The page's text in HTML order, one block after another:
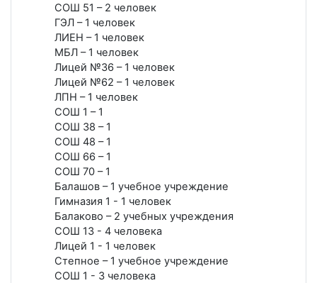
СОШ 51 – 2 человек
ГЭЛ – 1 человек
ЛИЕН – 1 человек
МБЛ – 1 человек
Лицей №36 – 1 человек
Лицей №62 – 1 человек
ЛПН – 1 человек
СОШ 1 – 1
СОШ 38 – 1
СОШ 48 – 1
СОШ 66 – 1
СОШ 70 – 1
Балашов – 1 учебное учреждение
Гимназия 1 - 1 человек
Балаково – 2 учебных учреждения
СОШ 13 - 4 человека
Лицей 1 - 1 человек
Степное – 1 учебное учреждение
СОШ 1 - 3 человека